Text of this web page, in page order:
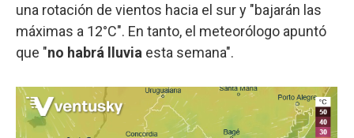
una rotación de vientos hacia el sur y "bajarán las
máximas a 12°C". En tanto, el meteorólogo apuntó
que "no habrá lluvia esta semana".